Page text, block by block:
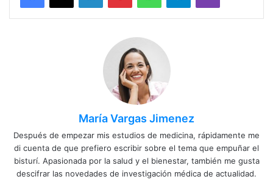
María Vargas Jimenez
Después de empezar mis estudios de medicina, rápidamente me
di cuenta de que prefiero escribir sobre el tema que empuñar el
bisturí. Apasionada por la salud y el bienestar, también me gusta
descifrar las novedades de investigación médica de actualidad.